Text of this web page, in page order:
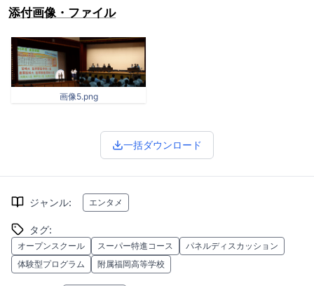
添付画像・ファイル
画像5.png
一括ダウンロード
ジャンル: エンタメ
タグ:
オープンスクール スーパー特進コース
パネルディスカッション
体験型プログラム
附属福岡高等学校